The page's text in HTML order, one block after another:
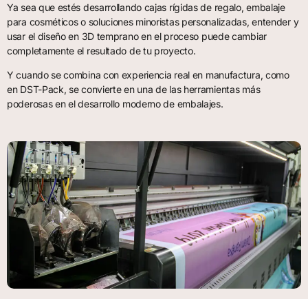
Ya sea que estés desarrollando cajas rígidas de regalo, embalaje
para cosméticos o soluciones minoristas personalizadas, entender y
usar el diseño en 3D temprano en el proceso puede cambiar
completamente el resultado de tu proyecto.
Y cuando se combina con experiencia real en manufactura, como
en DST-Pack, se convierte en una de las herramientas más
poderosas en el desarrollo moderno de embalajes.